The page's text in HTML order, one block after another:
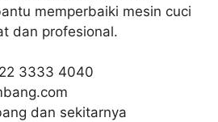
memperbaiki mesin cuci
dan profesional.
3333 4040
dan sekitarnya